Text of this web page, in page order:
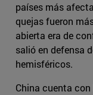
países más
quejas fueron
abierta era de
salió en defensa
hemisféricos.
China cuenta